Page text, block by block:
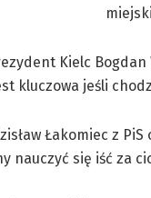
Kielc
kluczowa jeśli
Łakomiec z
nauczyć się iść za